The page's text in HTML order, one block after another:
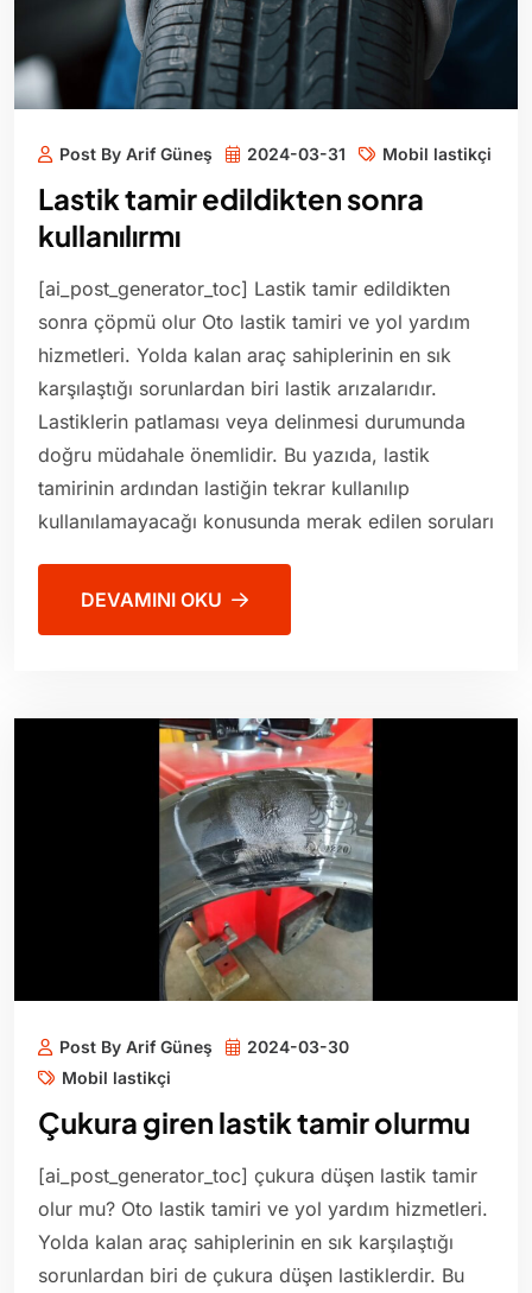
Post By Arif Güneş 2024-03-31 Mobil lastikçi
Lastik tamir edildikten sonra
kullanılırmı
[ai_post_generator_toc] Lastik tamir edildikten
sonra çöpmü olur Oto lastik tamiri ve yol yardım
hizmetleri. Yolda kalan araç sahiplerinin en sık
karşılaştığı sorunlardan biri lastik arızalarıdır.
Lastiklerin patlaması veya delinmesi durumunda
doğru müdahale önemlidir. Bu yazıda, lastik
tamirinin ardından lastiğin tekrar kullanılıp
kullanılamayacağı konusunda merak edilen soruları
DEVAMINI OKU
Post By Arif Güneş
2024-03-30
Mobil lastikçi
Çukura giren lastik tamir olurmu
[ai_post_generator_toc] çukura düşen lastik tamir
olur mu? Oto lastik tamiri ve yol yardım hizmetleri.
Yolda kalan araç sahiplerinin en sık karşılaştığı
sorunlardan biri de çukura düşen lastiklerdir. Bu